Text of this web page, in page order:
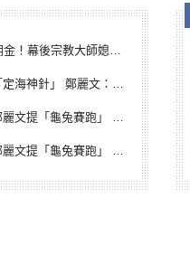
師媳婦獲100萬交保...快步奔離不發一語
鄭麗文：傾全黨之力讓彰化贏
賽跑」 綠營、無黨籍忙否認是烏龜
賽跑」 綠營、無黨籍忙否認是烏龜